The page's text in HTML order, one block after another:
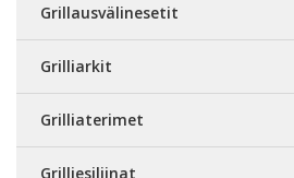
Grillausvälinesetit
Grilliarkit
Grilliaterimet
Grilliesiliinat